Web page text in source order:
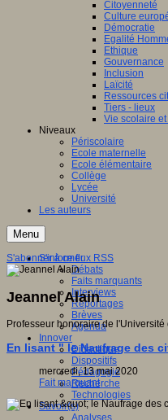
Citoyenneté
Culture
Démocratie
Egalité
Ethique
Gouvernance
Inclusion
Laïcité
Ressources
Tiers - lieux
Vie scolaire
Niveaux
Périscolaire
Ecole maternelle
Ecole élémentaire
Collège
Lycée
Université
Les auteurs
Menu
S'informer
Débats
Faits marquants
Interviews
Reportages
Brèves
Agenda
Innover
Didactique
Dispositifs
Pédagogie
Recherche
Technologies
Savoir(s)
Analyses
S'abonner à ce flux RSS
Jeannel Alain
Professeur honoraire de
En lisant " le Naufrage des
mercredi, 13 mai 2020
Fait marquant